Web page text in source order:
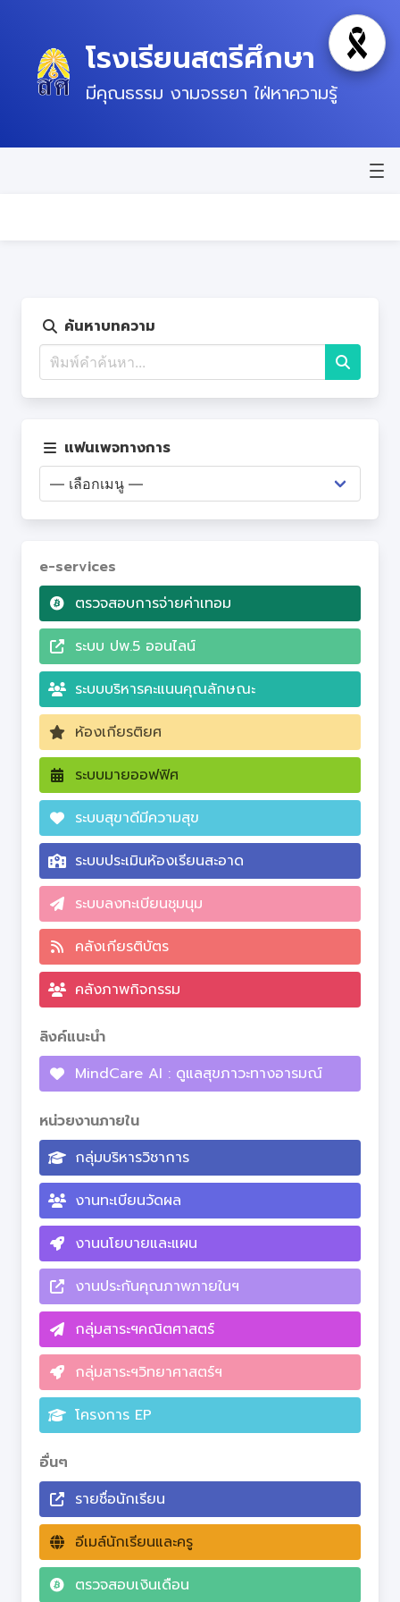
โรงเรียนสตรีศึกษา
มีคุณธรรม งามจรรยา ใฝ่หาความรู้
บุคลากร
แผนปฏิบัติการ
Q&A
ค้นหาบทความ
แฟนเพจทางการ
e-services
ตรวจสอบการจ่ายค่าเทอม
ระบบ ปพ.5 ออนไลน์
ระบบบริหารคะแนนคุณลักษณะ
ห้องเกียรติยศ
ระบบมายออฟฟิศ
ระบบสุขาดีมีความสุข
ระบบประเมินห้องเรียนสะอาด
ระบบลงทะเบียนชุมนุม
คลังเกียรติบัตร
คลังภาพกิจกรรม
ลิงค์แนะนำ
MindCare AI : ดูแลสุขภาวะทางอารมณ์
หน่วยงานภายใน
กลุ่มบริหารวิชาการ
งานทะเบียนวัดผล
งานนโยบายและแผน
งานประกันคุณภาพภายในฯ
กลุ่มสาระฯคณิตศาสตร์
กลุ่มสาระฯวิทยาศาสตร์ฯ
โครงการ EP
อื่นๆ
รายชื่อนักเรียน
อีเมล์นักเรียนและครู
ตรวจสอบเงินเดือน
โหมดไ